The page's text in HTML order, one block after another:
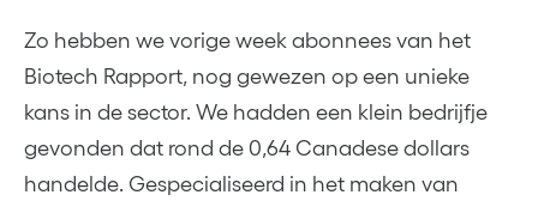
Zo hebben we vorige week abonnees van het
Biotech Rapport, nog gewezen op een unieke
kans in de sector. We hadden een klein bedrijfje
gevonden dat rond de 0,64 Canadese dollars
handelde. Gespecialiseerd in het maken van